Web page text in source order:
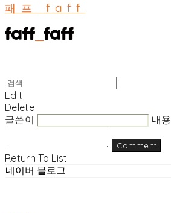
패프 faff
Edit
Delete
글쓴이
내용
Comment
Return To List
네이버 블로그